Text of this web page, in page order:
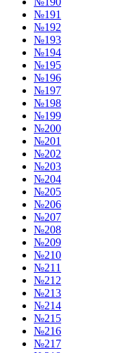
№191
№192
№193
№194
№195
№196
№197
№198
№199
№200
№201
№202
№203
№204
№205
№206
№207
№208
№209
№210
№211
№212
№213
№214
№215
№216
№217